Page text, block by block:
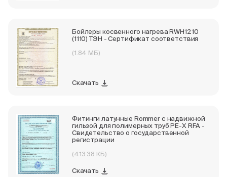
Бойлеры косвенного нагрева RWH1210
(1110) ТЭН - Сертификат соответствия
(1.84 МБ)
Скачать
Фитинги латунные Rommer с надвижной
гильзой для полимерных труб PE-X RFA -
Свидетельство о государственной
регистрации
(413.38 КБ)
Скачать